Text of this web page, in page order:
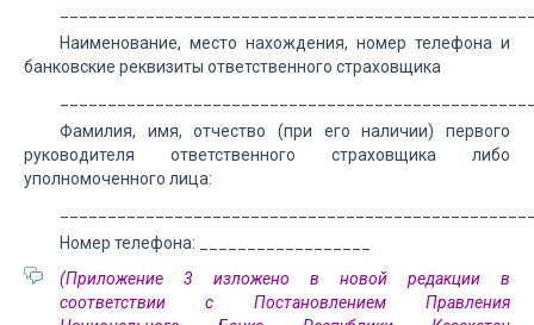
Наименование, место нахождения, номер телефона и
банковские реквизиты ответственного страховщика
Фамилия, имя, отчество (при его наличии) первого
руководителя ответственного страховщика либо
уполномоченного лица:
Номер телефона: __________________
(Приложение 3 изложено в новой редакции в
соответствии с Постановлением Правления